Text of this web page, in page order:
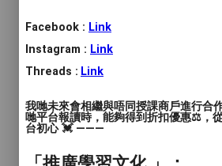
根據小朋友考試的內容和範
該校的考試題目作出相對的
友。
Facebook : Link
Instagram : Link
Threads : Link
我哋未來會相繼與唔同授課商戶進行合
哋平台報讀時，能夠得到折扣優惠⚖️，
台初心 💓 ———